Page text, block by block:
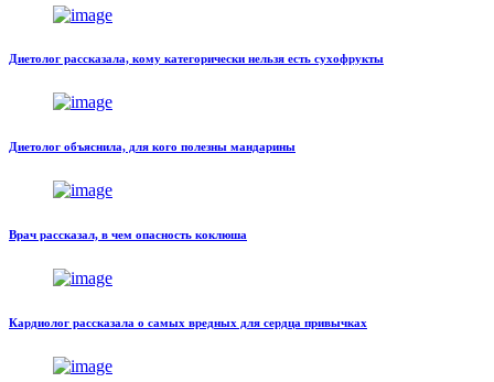
Диетолог рассказала, кому категорически нельзя есть сухофрукты
Диетолог объяснила, для кого полезны мандарины
Врач рассказал, в чем опасность коклюша
Кардиолог рассказала о самых вредных для сердца привычках